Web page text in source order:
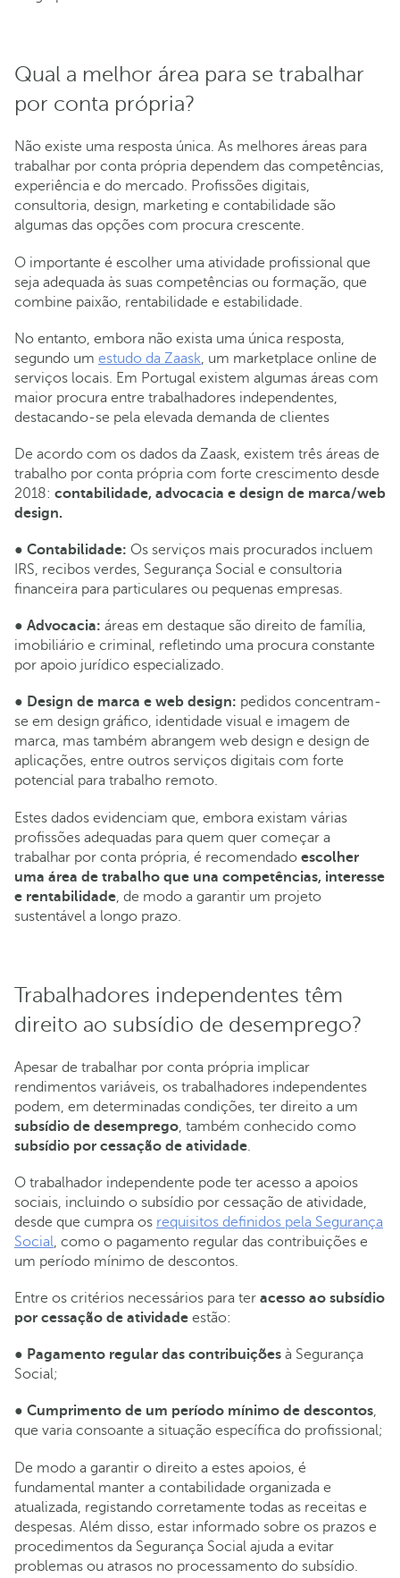
Qual a melhor área para se trabalhar
por conta própria?
Não existe uma resposta única. As melhores áreas para
trabalhar por conta própria dependem das competências,
experiência e do mercado. Profissões digitais,
consultoria, design, marketing e contabilidade são
algumas das opções com procura crescente.
O importante é escolher uma atividade profissional que
seja adequada às suas competências ou formação, que
combine paixão, rentabilidade e estabilidade.
No entanto, embora não exista uma única resposta,
segundo um estudo da Zaask, um marketplace online de
serviços locais. Em Portugal existem algumas áreas com
maior procura entre trabalhadores independentes,
destacando-se pela elevada demanda de clientes
De acordo com os dados da Zaask, existem três áreas de
trabalho por conta própria com forte crescimento desde
2018: contabilidade, advocacia e design de marca/web
design.
● Contabilidade: Os serviços mais procurados incluem
IRS, recibos verdes, Segurança Social e consultoria
financeira para particulares ou pequenas empresas.
● Advocacia: áreas em destaque são direito de família,
imobiliário e criminal, refletindo uma procura constante
por apoio jurídico especializado.
● Design de marca e web design: pedidos concentram-
se em design gráfico, identidade visual e imagem de
marca, mas também abrangem web design e design de
aplicações, entre outros serviços digitais com forte
potencial para trabalho remoto.
Estes dados evidenciam que, embora existam várias
profissões adequadas para quem quer começar a
trabalhar por conta própria, é recomendado escolher
uma área de trabalho que una competências, interesse
e rentabilidade, de modo a garantir um projeto
sustentável a longo prazo.
Trabalhadores independentes têm
direito ao subsídio de desemprego?
Apesar de trabalhar por conta própria implicar
rendimentos variáveis, os trabalhadores independentes
podem, em determinadas condições, ter direito a um
subsídio de desemprego, também conhecido como
subsídio por cessação de atividade.
O trabalhador independente pode ter acesso a apoios
sociais, incluindo o subsídio por cessação de atividade,
desde que cumpra os requisitos definidos pela Segurança
Social, como o pagamento regular das contribuições e
um período mínimo de descontos.
Entre os critérios necessários para ter acesso ao subsídio
por cessação de atividade estão:
● Pagamento regular das contribuições à Segurança
Social;
● Cumprimento de um período mínimo de descontos,
que varia consoante a situação específica do profissional;
De modo a garantir o direito a estes apoios, é
fundamental manter a contabilidade organizada e
atualizada, registando corretamente todas as receitas e
despesas. Além disso, estar informado sobre os prazos e
procedimentos da Segurança Social ajuda a evitar
problemas ou atrasos no processamento do subsídio.